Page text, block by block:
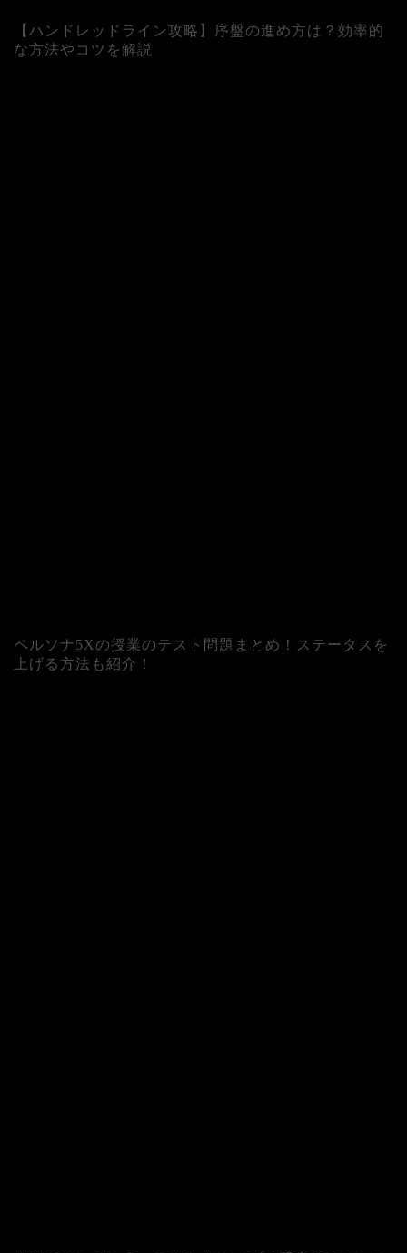
【ハンドレッドライン攻略】序盤の進め方は？効率的
な方法やコツを解説
ペルソナ5Xの授業のテスト問題まとめ！ステータスを
上げる方法も紹介！